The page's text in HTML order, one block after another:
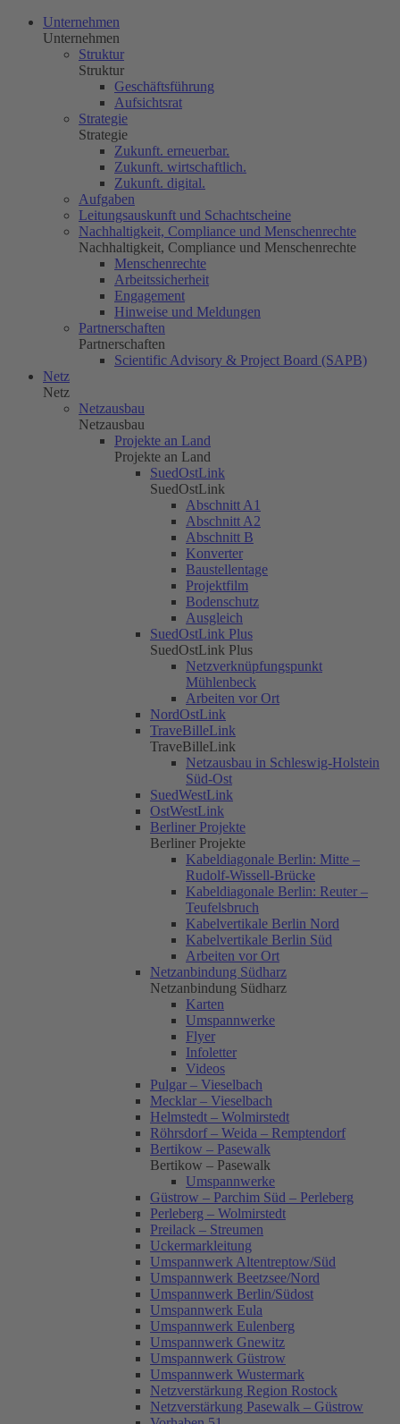
Unternehmen
Unternehmen
Struktur
Struktur
Geschäftsführung
Aufsichtsrat
Strategie
Strategie
Zukunft. erneuerbar.
Zukunft. wirtschaftlich.
Zukunft. digital.
Aufgaben
Leitungsauskunft und Schachtscheine
Nachhaltigkeit, Compliance und Menschenrechte
Nachhaltigkeit, Compliance und Menschenrechte
Menschenrechte
Arbeitssicherheit
Engagement
Hinweise und Meldungen
Partnerschaften
Partnerschaften
Scientific Advisory & Project Board (SAPB)
Netz
Netz
Netzausbau
Netzausbau
Projekte an Land
Projekte an Land
SuedOstLink
SuedOstLink
Abschnitt A1
Abschnitt A2
Abschnitt B
Konverter
Baustellentage
Projektfilm
Bodenschutz
Ausgleich
SuedOstLink Plus
SuedOstLink Plus
Netzverknüpfungspunkt
Mühlenbeck
Arbeiten vor Ort
NordOstLink
TraveBilleLink
TraveBilleLink
Netzausbau in Schleswig-Holstein
Süd-Ost
SuedWestLink
OstWestLink
Berliner Projekte
Berliner Projekte
Kabeldiagonale Berlin: Mitte –
Rudolf-Wissell-Brücke
Kabeldiagonale Berlin: Reuter –
Teufelsbruch
Kabelvertikale Berlin Nord
Kabelvertikale Berlin Süd
Arbeiten vor Ort
Netzanbindung Südharz
Netzanbindung Südharz
Karten
Umspannwerke
Flyer
Infoletter
Videos
Pulgar – Vieselbach
Mecklar – Vieselbach
Helmstedt – Wolmirstedt
Röhrsdorf – Weida – Remptendorf
Bertikow – Pasewalk
Bertikow – Pasewalk
Umspannwerke
Güstrow – Parchim Süd – Perleberg
Perleberg – Wolmirstedt
Preilack – Streumen
Uckermarkleitung
Umspannwerk Altentreptow/Süd
Umspannwerk Beetzsee/Nord
Umspannwerk Berlin/Südost
Umspannwerk Eula
Umspannwerk Eulenberg
Umspannwerk Gnewitz
Umspannwerk Güstrow
Umspannwerk Wustermark
Netzverstärkung Region Rostock
Netzverstärkung Pasewalk – Güstrow